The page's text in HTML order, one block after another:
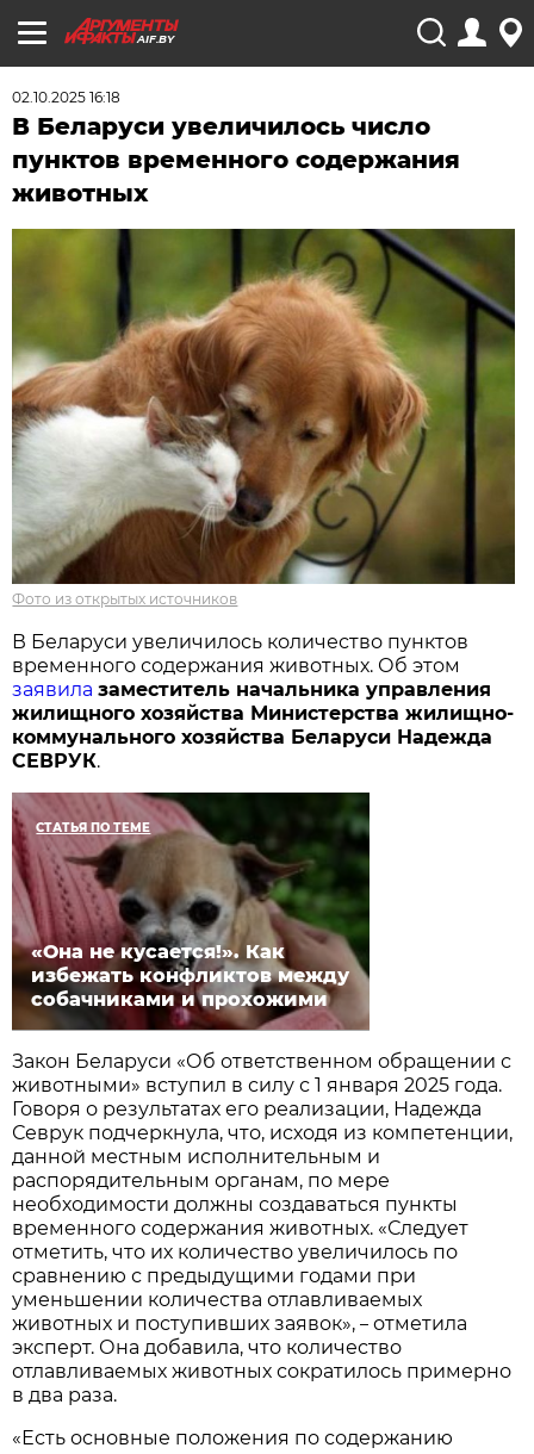
AIF.BY
02.10.2025 16:18
В Беларуси увеличилось число
пунктов временного содержания
животных
Фото из открытых источников
В Беларуси увеличилось количество пунктов
временного содержания животных. Об этом
заявила заместитель начальника управления
жилищного хозяйства Министерства жилищно-
коммунального хозяйства Беларуси Надежда
СЕВРУК.
СТАТЬЯ ПО ТЕМЕ
«Она не кусается!». Как
избежать конфликтов между
собачниками и прохожими
Закон Беларуси «Об ответственном обращении с
животными» вступил в силу с 1 января 2025 года.
Говоря о результатах его реализации, Надежда
Севрук подчеркнула, что, исходя из компетенции,
данной местным исполнительным и
распорядительным органам, по мере
необходимости должны создаваться пункты
временного содержания животных. «Следует
отметить, что их количество увеличилось по
сравнению с предыдущими годами при
уменьшении количества отлавливаемых
животных и поступивших заявок»,– отметила
эксперт. Она добавила, что количество
отлавливаемых животных сократилось примерно
в два раза.
«Есть основные положения по содержанию